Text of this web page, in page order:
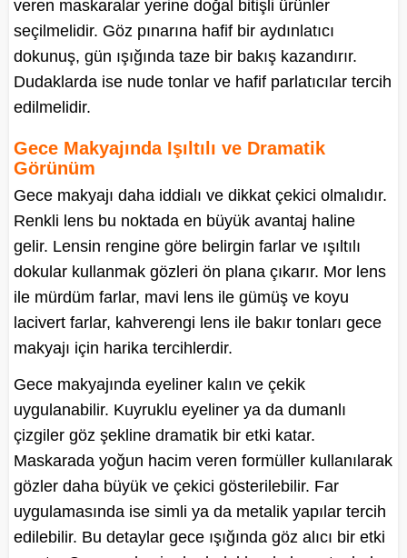
veren maskaralar yerine doğal bitişli ürünler
seçilmelidir. Göz pınarına hafif bir aydınlatıcı
dokunuş, gün ışığında taze bir bakış kazandırır.
Dudaklarda ise nude tonlar ve hafif parlatıcılar tercih
edilmelidir.
Gece Makyajında Işıltılı ve Dramatik
Görünüm
Gece makyajı daha iddialı ve dikkat çekici olmalıdır.
Renkli lens bu noktada en büyük avantaj haline
gelir. Lensin rengine göre belirgin farlar ve ışıltılı
dokular kullanmak gözleri ön plana çıkarır. Mor lens
ile mürdüm farlar, mavi lens ile gümüş ve koyu
lacivert farlar, kahverengi lens ile bakır tonları gece
makyajı için harika tercihlerdir.
Gece makyajında eyeliner kalın ve çekik
uygulanabilir. Kuyruklu eyeliner ya da dumanlı
çizgiler göz şekline dramatik bir etki katar.
Maskarada yoğun hacim veren formüller kullanılarak
gözler daha büyük ve çekici gösterilebilir. Far
uygulamasında ise simli ya da metalik yapılar tercih
edilebilir. Bu detaylar gece ışığında göz alıcı bir etki